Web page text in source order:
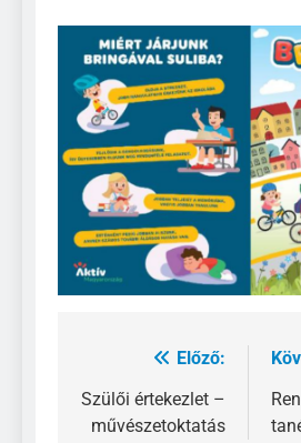
Bejegyzés
navigáció
Előző:
Szülői értekezlet –
művészetoktatás